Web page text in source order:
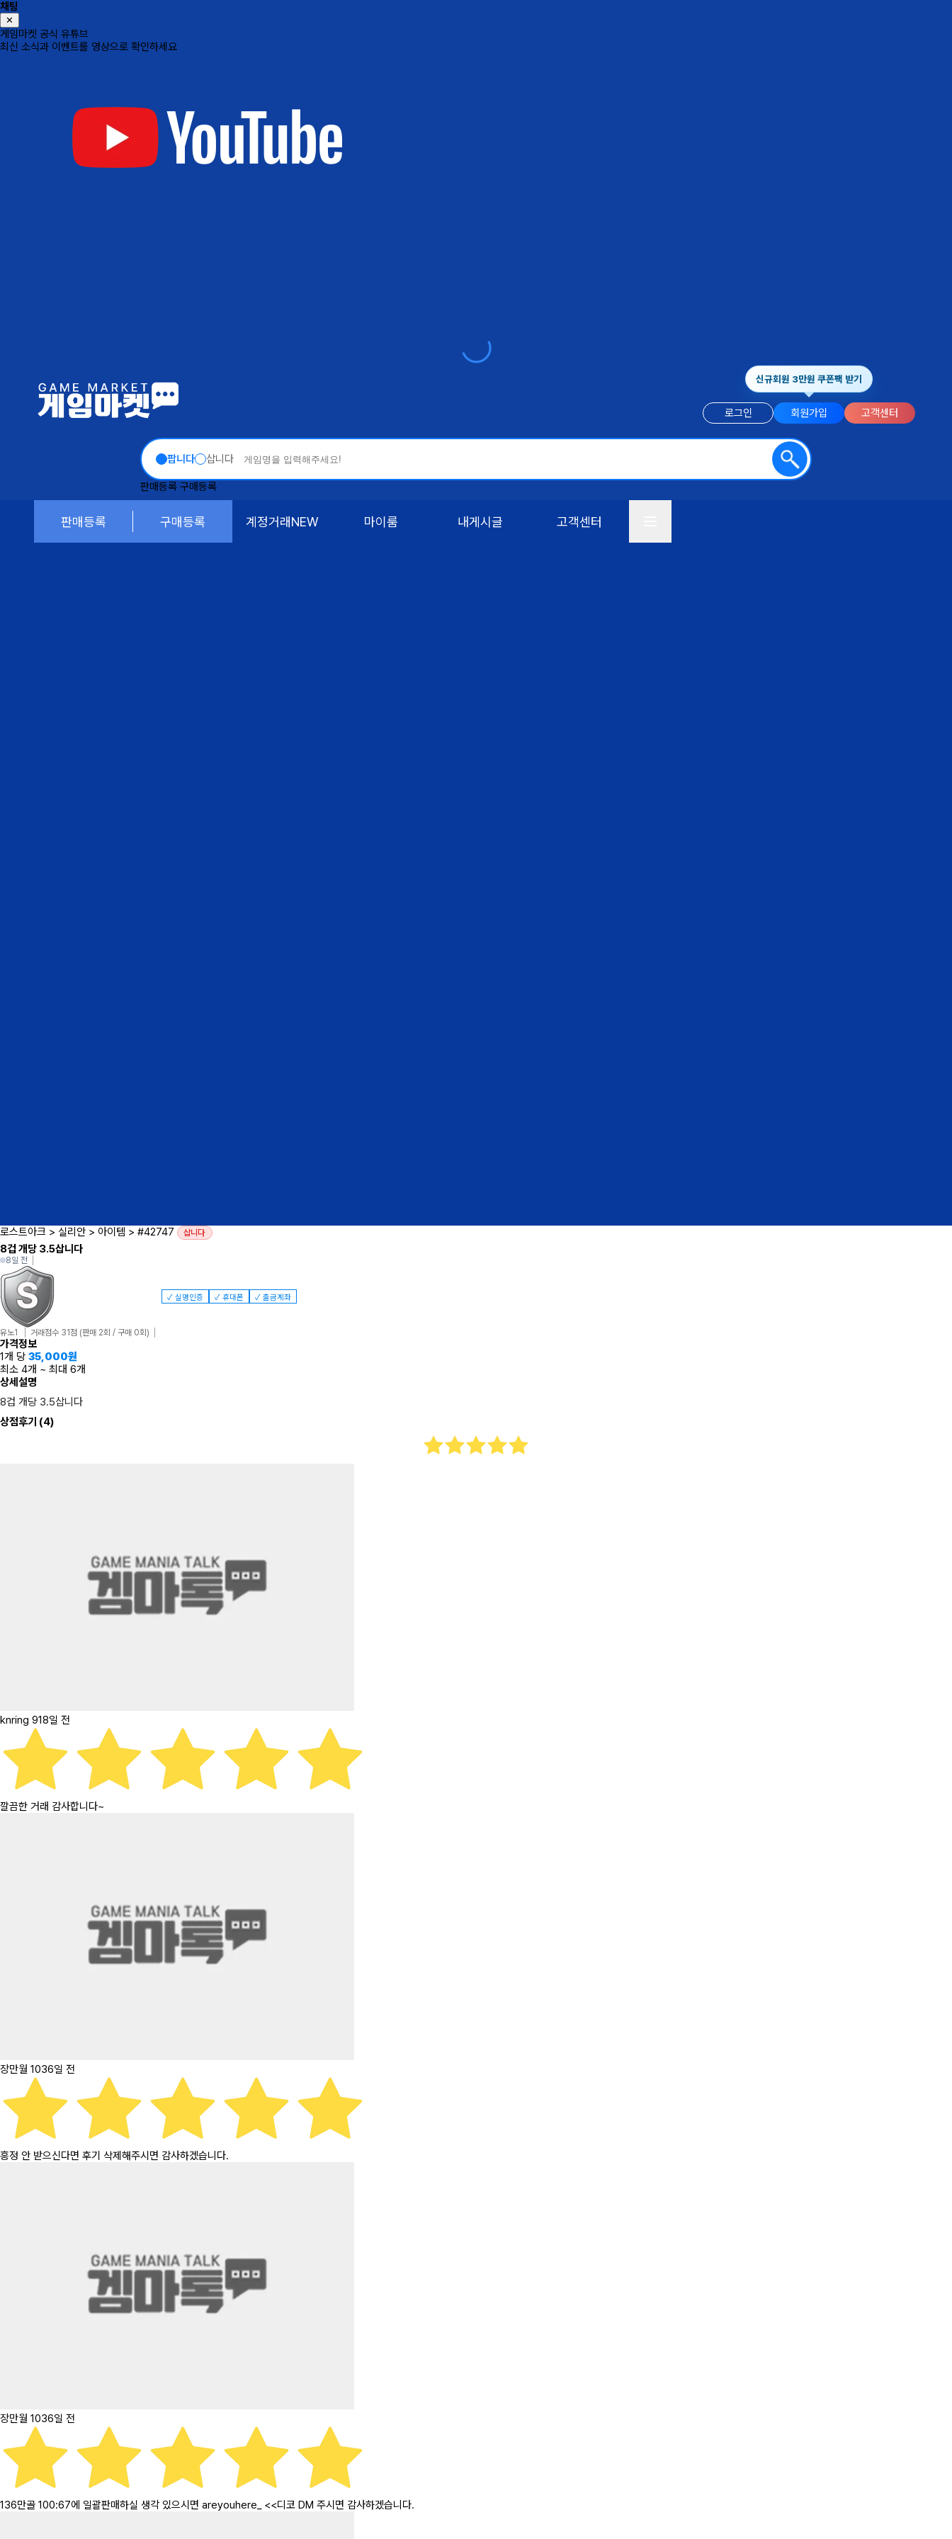
채팅
✕
게임마켓 공식 유튜브
최신 소식과 이벤트를 영상으로 확인하세요
로그인 회원가입 고객센터
신규회원 3만원 쿠폰팩 받기
팝니다 삽니다
판매등록 구매등록
판매등록 구매등록 계정거래NEW 마이룸 내게시글 고객센터
로스트아크 > 실리안 > 아이템 > #42747 삽니다
8겁 개당 3.5삽니다
8일 전
유노1 거래점수 31점 (판매 2회 / 구매 0회)
✓ 실명인증 ✓ 휴대폰 ✓ 출금계좌
가격정보
1개 당 35,000원
최소 4개 ~ 최대 6개
상세설명
8겁 개당 3.5삽니다
상점후기 (4)
knring 918일 전
깔끔한 거래 감사합니다~
장만월 1036일 전
흥정 안 받으신다면 후기 삭제해주시면 감사하겠습니다.
장만월 1036일 전
136만골 100:67에 일괄판매하실 생각 있으시면 areyouhere_ <<디코 DM 주시면 감사하겠습니다.